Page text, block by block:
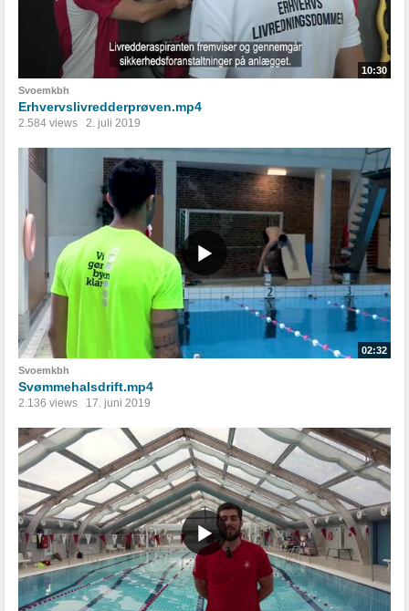
10:30
Svoemkbh
Erhvervslivredderprøven.mp4
2.584 views 2. juli 2019
02:32
Svoemkbh
Svømmehalsdrift.mp4
2.136 views 17. juni 2019